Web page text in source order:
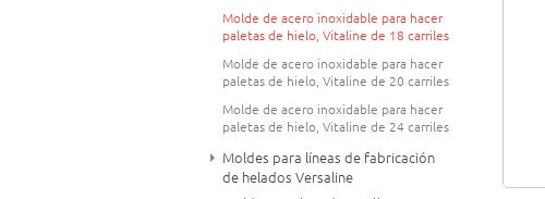
Molde de acero inoxidable para hacer
paletas de hielo, Vitaline de 18 carriles
Molde de acero inoxidable para hacer
paletas de hielo, Vitaline de 20 carriles
Molde de acero inoxidable para hacer
paletas de hielo, Vitaline de 24 carriles
Moldes para líneas de fabricación
de helados Versaline